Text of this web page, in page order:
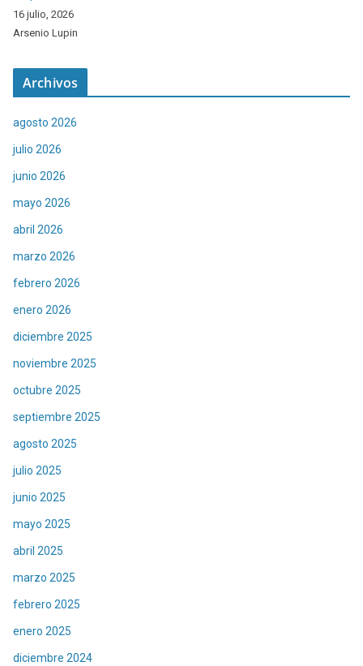
16 julio, 2026
Arsenio Lupin
Archivos
agosto 2026
julio 2026
junio 2026
mayo 2026
abril 2026
marzo 2026
febrero 2026
enero 2026
diciembre 2025
noviembre 2025
octubre 2025
septiembre 2025
agosto 2025
julio 2025
junio 2025
mayo 2025
abril 2025
marzo 2025
febrero 2025
enero 2025
diciembre 2024